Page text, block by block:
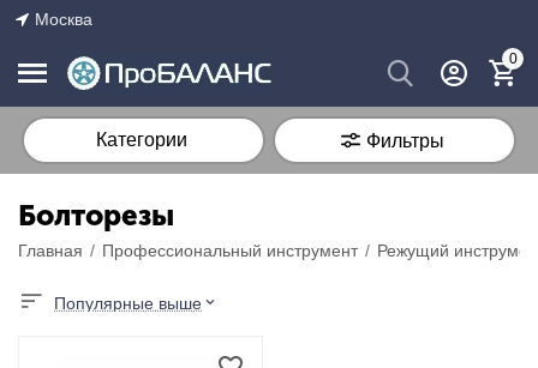
Москва
0
Категории Фильтры
Болторезы
Главная / Профессиональный инструмент / Режущий
Популярные выше